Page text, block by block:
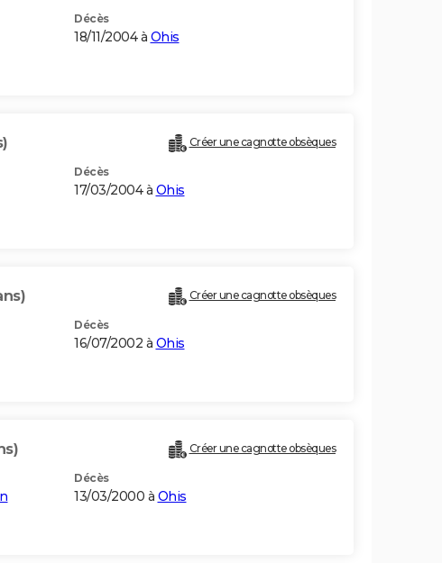
Décès
18/11/2004 à Ohis
Créer une cagnotte obsèques
Décès
17/03/2004 à Ohis
Créer une cagnotte obsèques
Décès
16/07/2002 à Ohis
Créer une cagnotte obsèques
Décès
13/03/2000 à Ohis